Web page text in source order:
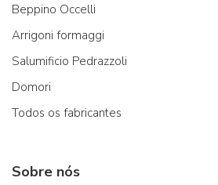
Beppino Occelli
Arrigoni formaggi
Salumificio Pedrazzoli
Domori
Todos os fabricantes
Sobre nós